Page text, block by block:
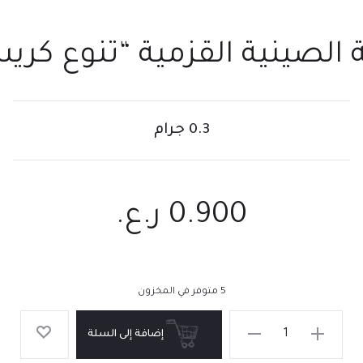
الصينية القزمية “تنوع
0.3 جرام
0.900 ر.ع.
5 متوفر في المخزون